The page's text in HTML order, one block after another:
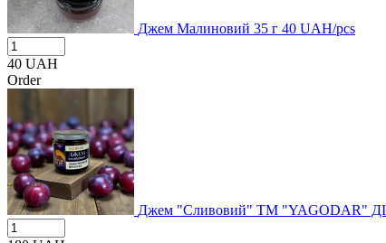
Джем Малиновий 35 г 40 UAH/pcs
40 UAH
Order
Джем "Сливовий" ТМ "YAGODAR"